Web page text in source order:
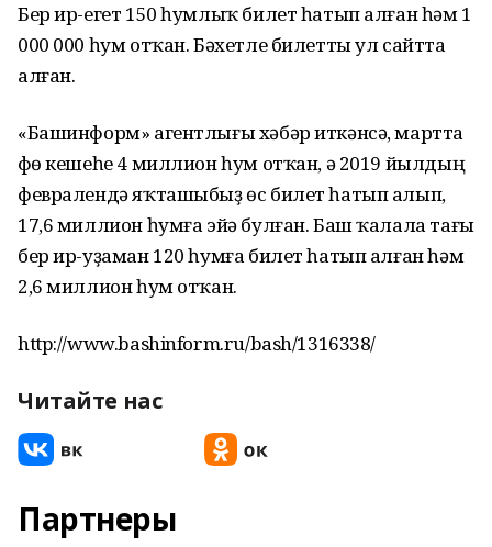
Бер ир-егет 150 һумлыҡ билет һатып алған һәм 1
000 000 һум отҡан. Бәхетле билетты ул сайтта
алған.
«Башинформ» агентлығы хәбәр иткәнсә, мартта
Өфө кешеһе 4 миллион һум отҡан, ә 2019 йылдың
февралендә яҡташыбыҙ өс билет һатып алып,
17,6 миллион һумға эйә булған. Баш ҡалала тағы
бер ир-уҙаман 120 һумға билет һатып алған һәм
2,6 миллион һум отҡан.
http://www.bashinform.ru/bash/1316338/
Читайте нас
Партнеры